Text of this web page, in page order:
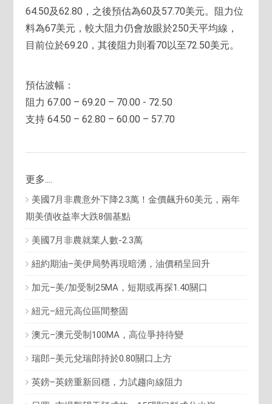
64.50及62.80，之後預估為60及57.70美元。阻力位
料為67美元，較大阻力仍會放眼於250天平均線，
目前位於69.20，其後阻力則看70以至72.50美元。
預估波幅：
阻力 67.00 – 69.20 – 70.00 - 72.50
支持 64.50 – 62.80 – 60.00 – 57.70
更多....
美國7月非農意外下降2.3萬！金價飆升60美元，兩年
期美債收益率大跌8個基點
美國7月非農就業人數-2.3萬
紐約期油–美伊局勢再現暗湧，油價稍呈回升
加元–美/加受制25MA，短期或再探1.40關口
紐元–紐元高位區間整固
澳元–澳元受制100MA，高位爭持待變
瑞郎–美元兌瑞郎持於0.80關口上方
英鎊–英鎊重新回穩，力試趨向線阻力